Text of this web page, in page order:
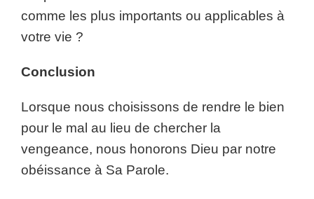
comme les plus importants ou applicables à
votre vie ?
Conclusion
Lorsque nous choisissons de rendre le bien
pour le mal au lieu de chercher la
vengeance, nous honorons Dieu par notre
obéissance à Sa Parole.